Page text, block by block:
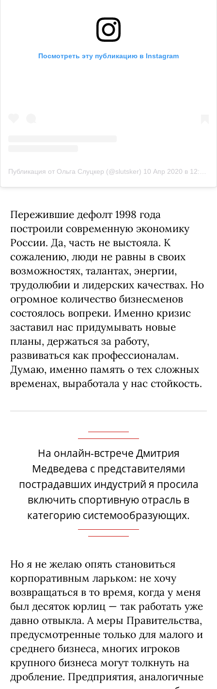
Посмотреть эту публикацию в Instagram
Публикация от Ольга Слуцкер (@slutsker) 10 Апр 2020 в 12:56 PDT
Пережившие дефолт 1998 года
построили современную экономику
России. Да, часть не выстояла. К
сожалению, люди не равны в своих
возможностях, талантах, энергии,
трудолюбии и лидерских качествах. Но
огромное количество бизнесменов
состоялось вопреки. Именно кризис
заставил нас придумывать новые
планы, держаться за работу,
развиваться как профессионалам.
Думаю, именно память о тех сложных
временах, выработала у нас стойкость.
На онлайн-встрече Дмитрия
Медведева с представителями
пострадавших индустрий я просила
включить спортивную отрасль в
категорию системообразующих.
Но я не желаю опять становиться
корпоративным ларьком: не хочу
возвращаться в то время, когда у меня
был десяток юрлиц — так работать уже
давно отвыкла. А меры Правительства,
предусмотренные только для малого и
среднего бизнеса, многих игроков
крупного бизнеса могут толкнуть на
дробление. Предприятия, аналогичные